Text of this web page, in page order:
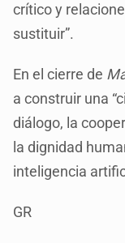
crítico y
sustituir”.
En el cierre de
a construir una
diálogo, la
la dignidad
inteligencia
GR